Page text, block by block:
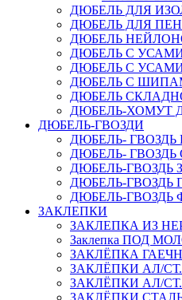
ДЮБЕЛЬ ДЛЯ
ДЮБЕЛЬ ДЛЯ
ДЮБЕЛЬ
ДЮБЕЛЬ С
ДЮБЕЛЬ С
ДЮБЕЛЬ С
ДЮБЕЛЬ
ДЮБЕЛЬ-ХОМУТ
ДЮБЕЛЬ-ГВОЗДИ
ДЮБЕЛЬ-
ДЮБЕЛЬ-
ДЮБЕЛЬ-ГВОЗДЬ
ДЮБЕЛЬ-ГВОЗДЬ
ДЮБЕЛЬ-ГВОЗДЬ
ЗАКЛЕПКИ
ЗАКЛЕПКА ИЗ
Заклепка ПОД
ЗАКЛЁПКА
ЗАКЛЁПКИ АЛ/
ЗАКЛЁПКИ АЛ/
ЗАКЛЁПКИ